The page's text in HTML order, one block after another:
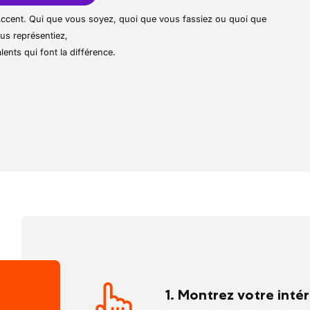
et/ou travailler de façon autonome
ouvrages chez le client, en garantissant
de ses clients, la société
sur-mesure, du conseil à la finition,
de la région.
Qui que vous soyez, quoi que vous fassiez ou quoi que
représentiez,
qui font la différence.
1. Montrez votre